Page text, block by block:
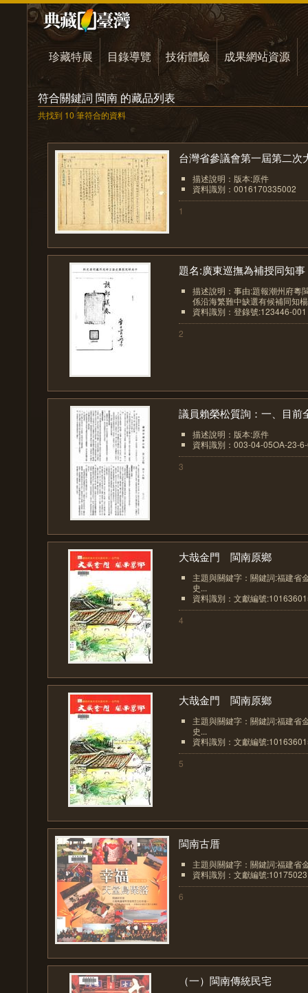
珍藏特展 目錄導覽 技術體驗 成果網站資源
符合關鍵詞 閩南 的藏品列表
共找到 10 筆符合的資料
台灣省參議會第一屆第二次
描述說明：版本:原件
資料識別：0016170335002
1
題名:廣東巡撫為補授同知事
描述說明：事由:題報潮州府粵
係沿海繁難中缺選有候補同知
資料識別：登錄號:123446-001
2
議員賴榮松質詢：一、目前
描述說明：版本:原件
資料識別：003-04-05OA-23-
3
大哉金門 閩南原鄉
主題與關鍵字：關鍵詞:福建省
史...
資料識別：文獻編號
4
大哉金門 閩南原鄉
主題與關鍵字：關鍵詞:福建省
史...
資料識別：文獻編號
5
閩南古厝
主題與關鍵字：關鍵詞:福建省
資料識別：文獻編號
6
（一）閩南傳統民宅